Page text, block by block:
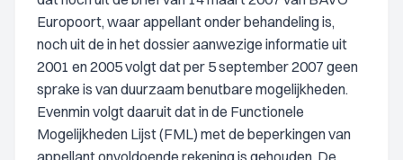
Europoort, waar appellant onder behandeling is,
noch uit de in het dossier aanwezige informatie uit
2001 en 2005 volgt dat per 5 september 2007 geen
sprake is van duurzaam benutbare mogelijkheden.
Evenmin volgt daaruit dat in de Functionele
Mogelijkheden Lijst (FML) met de beperkingen van
appellant onvoldoende rekening is gehouden. De